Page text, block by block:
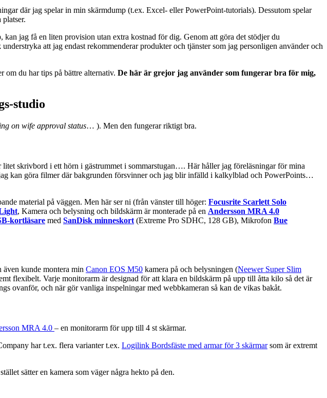
där jag spelar in min skärmdump (t.ex. Excel- eller PowerPoint-tutorials). Dessutom spelar
jag få en liten provision utan extra kostnad för dig. Genom att göra det stödjer du
att jag endast rekommenderar produkter och tjänster som jag personligen använder och
om du har tips på bättre alternativ. De här är grejor jag använder som fungerar bra för mig,
studio
on wife approval status… ). Men den fungerar riktigt bra.
skrivbord i ett hörn i gästrummet i sommarstugan…. Här håller jag föreläsningar för mina
kan göra filmer där bakgrunden försvinner och jag blir infälld i kalkylblad och PowerPoints…
material på väggen. Men här ser ni (från vänster till höger: Focusrite Scarlett Solo
, Kamera och belysning och bildskärm är monterade på en Andersson MRA 4.0
kortläsare med SanDisk minneskort (Extreme Pro SDHC, 128 GB), Mikrofon Bue
kunde montera min Canon EOS M50 kamera på och belysningen (Neewer Super Slim
flexibelt. Varje monitorarm är designad för att klara en bildskärm på upp till åtta kilo så det är
ovanför, och när gör vanliga inspelningar med webbkameran så kan de vikas bakåt.
MRA 4.0 – en monitorarm för upp till 4 st skärmar.
har t.ex. flera varianter t.ex. Logilink Bordsfäste med armar för 3 skärmarsom är extremt
sätter en kamera som väger några hekto på den.